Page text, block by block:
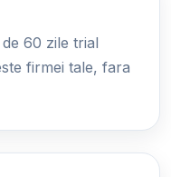
60 zile trial
firmei tale, fara